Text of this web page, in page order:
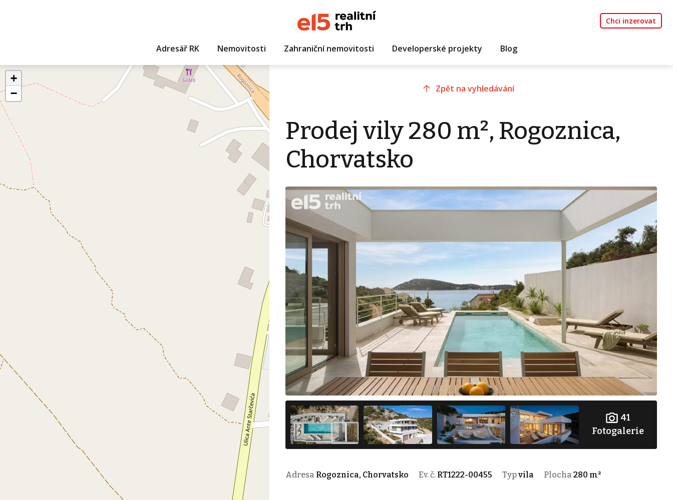
Chci inzerovat
Adresář RK Nemovitosti Zahraniční nemovitosti Developerské projekty Blog
+
−
Zpět na vyhledávání
Prodej vily 280 m², Rogoznica,
Chorvatsko
41
Fotogalerie
Adresa Rogoznica, Chorvatsko Ev. č. RT1222-00455 Typvila Plocha 280 m²